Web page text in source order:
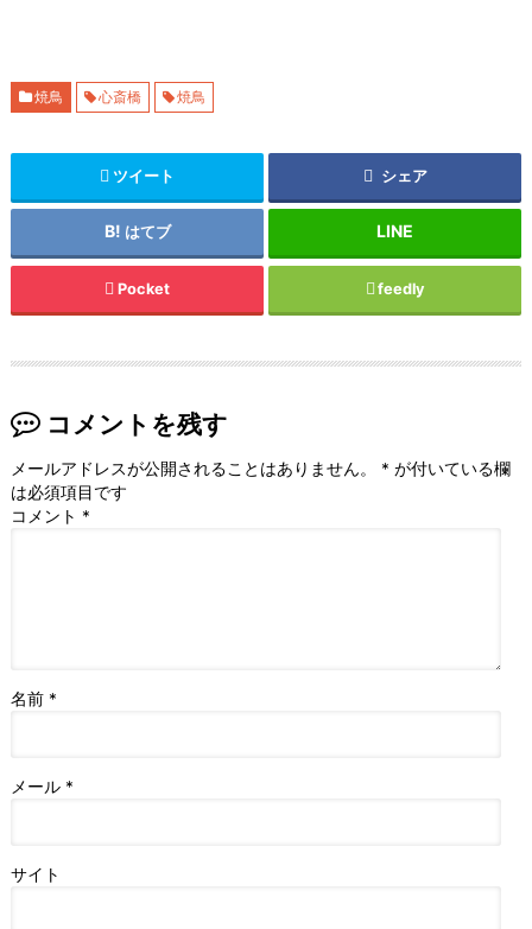
焼鳥 心斎橋 焼鳥
ツイート シェア
はてブ
Pocket feedly
コメントを残す
メールアドレスが公開されることはありません。 * が付いている欄
は必須項目です
コメント *
名前 *
メール *
サイト